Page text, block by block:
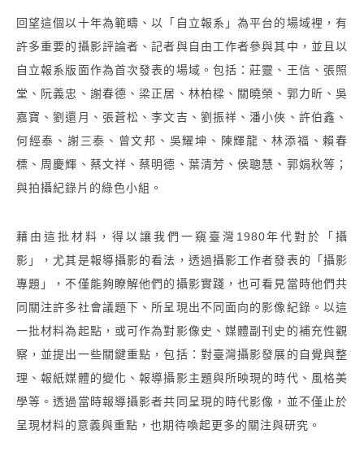
回望這個以十年為範疇、以「自立報系」為平台的場域裡，有
許多重要的攝影評論者、記者與自由工作者參與其中 ，並且以
自立報系版面作為首次發表的場域。包括：莊靈、王信、張照
堂、阮義忠、謝春德、梁正居、林柏樑、關曉榮、郭力昕、吳
嘉寶、劉還月、張蒼松、李文吉、劉振祥、潘小俠、許伯鑫、
何經泰、謝三泰、曾文邦、吳耀坤、陳輝龍、林添福、賴春
標、周慶輝、蔡文祥、蔡明德、葉清芳、侯聰慧、郭娟秋等；
與拍攝紀錄片的綠色小組。
藉由這批材料，得以讓我們一窺臺灣1980年代對於「攝
影」，尤其是報導攝影的看法，透過攝影工作者發表的「攝影
專題」，不僅能夠瞭解他們的攝影實踐，也可看見當時他們共
同關注許多社會議題下、所呈現出不同面向的影像紀錄。 以這
一批材料為起點，或可作為對影像史、媒體副刊史的補充性觀
察，並提出一些關鍵重點，包括：對臺灣攝影發展的自覺與整
理、報紙媒體的變化、報導攝影主題與所映現的時代、風格美
學等。透過當時報導攝影者共同呈現的時代影像，並不僅止於
呈現材料的意義與重點，也期待喚起更多的關注與研究。